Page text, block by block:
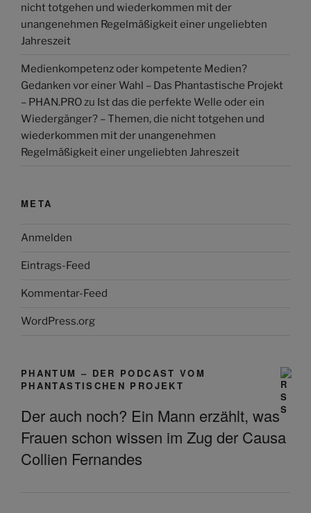
nicht totgehen und wiederkommen mit der
unangenehmen Regelmäßigkeit einer ungeliebten
Jahreszeit
Medienkompetenz oder kompetente Medien?
Gedanken vor einer Wahl – Das Phantastische Projekt
– PHAN.PROzu Ist das die perfekte Welle oder ein
Wiedergänger? – Themen, die nicht totgehen und
wiederkommen mit der unangenehmen
Regelmäßigkeit einer ungeliebten Jahreszeit
META
Anmelden
Eintrags-Feed
Kommentar-Feed
WordPress.org
PHANTUM – DER PODCAST VOM
PHANTASTISCHEN PROJEKT
Der auch noch? Ein Mann erzählt, was
Frauen schon wissen im Zug der Causa
Collien Fernandes